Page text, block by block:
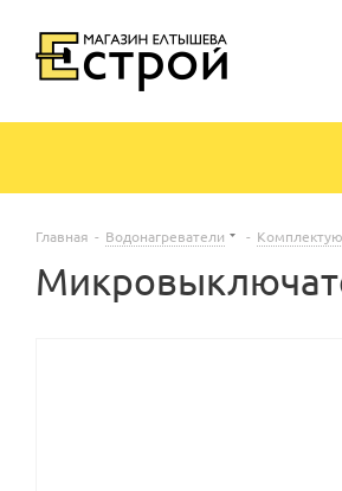
Главная - Водонагреватели -